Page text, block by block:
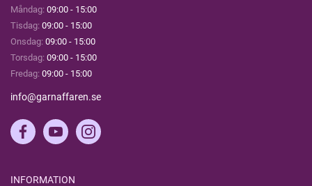
Måndag: 09:00 - 15:00
Tisdag: 09:00 - 15:00
Onsdag: 09:00 - 15:00
Torsdag: 09:00 - 15:00
Fredag: 09:00 - 15:00
info@garnaffaren.se
INFORMATION